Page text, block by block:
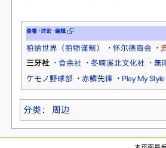
查看·讨论·编辑
狛纳世界（狛物谨制） · 怀尔德商会 ·
三牙社 · 食余社 · 冬喃溪北文化社 · 無
ケモノ野球部 · 赤鳞先锋 · Play My
分类 ： 周边